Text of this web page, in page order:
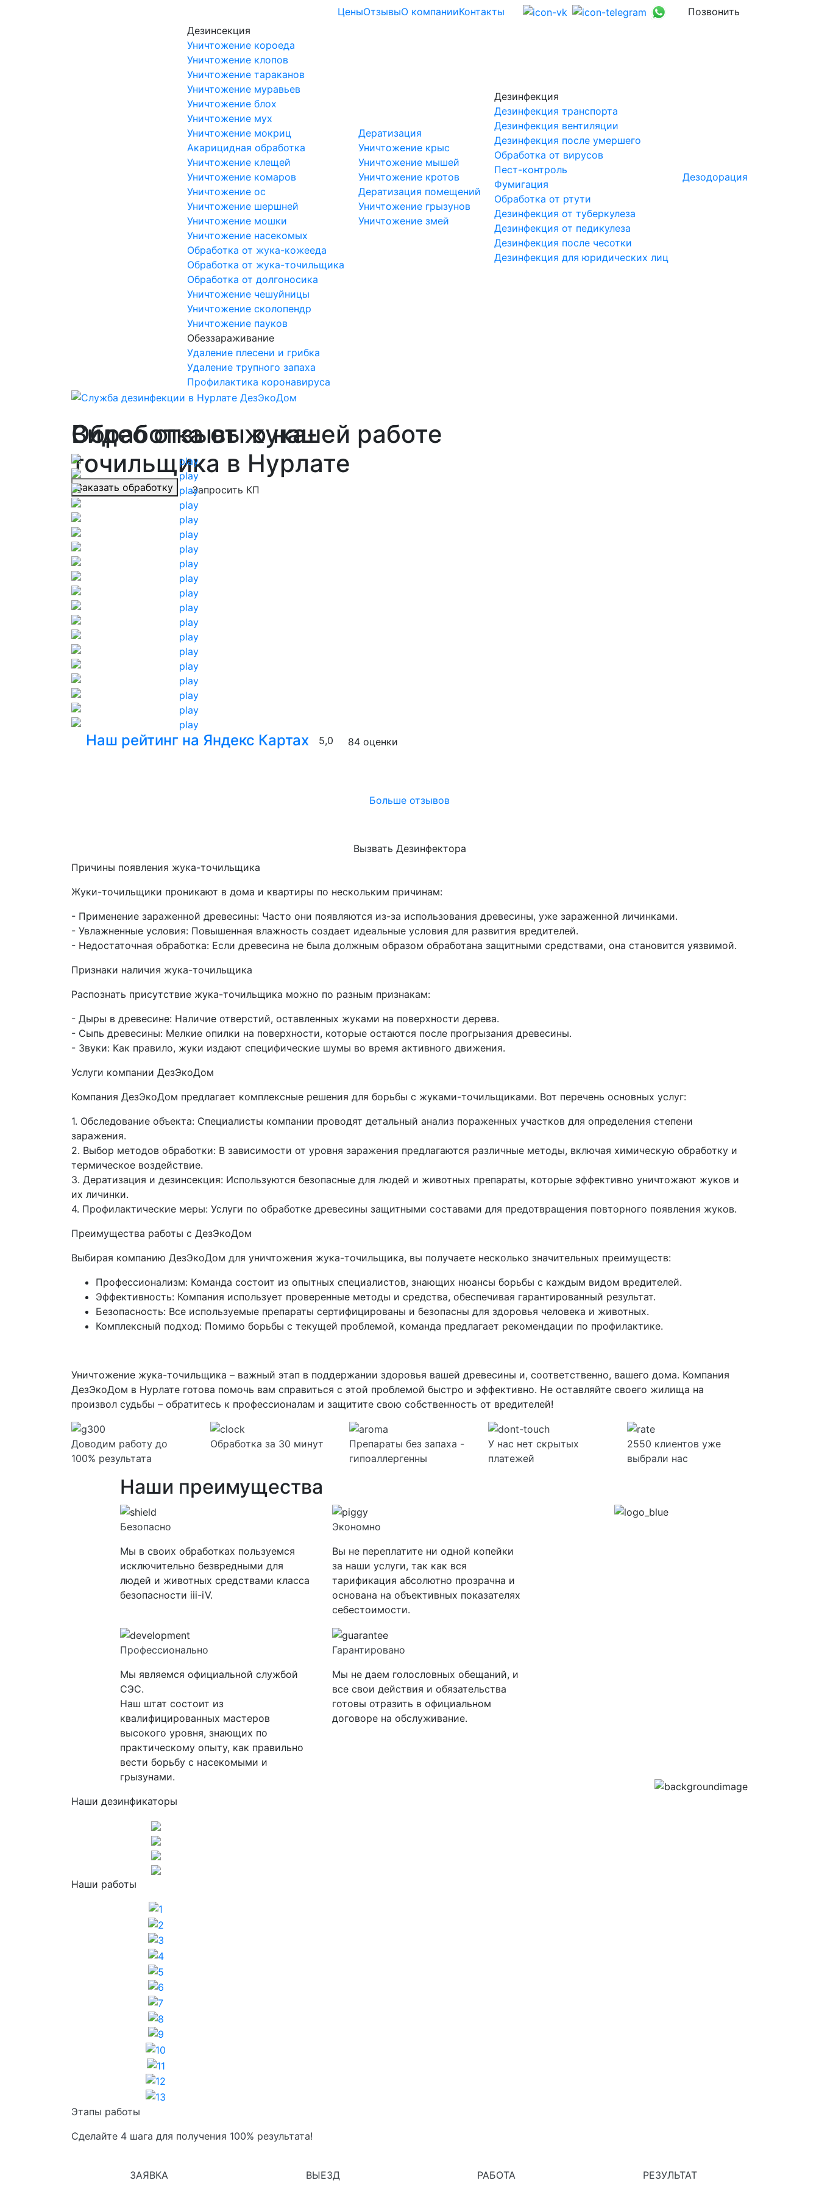
ЦеныОтзывыО компанииКонтакты
Позвонить
Дезинсекция
Уничтожение короеда
Уничтожение клопов
Уничтожение тараканов
Уничтожение муравьев
Уничтожение блох
Уничтожение мух
Уничтожение мокриц
Акарицидная обработка
Уничтожение клещей
Уничтожение комаров
Уничтожение ос
Уничтожение шершней
Уничтожение мошки
Уничтожение насекомых
Обработка от жука-кожееда
Обработка от жука-точильщика
Обработка от долгоносика
Уничтожение чешуйницы
Уничтожение сколопендр
Уничтожение пауков
Дератизация
Уничтожение крыс
Уничтожение мышей
Уничтожение кротов
Дератизация помещений
Уничтожение грызунов
Уничтожение змей
Дезинфекция
Дезинфекция транспорта
Дезинфекция вентиляции
Дезинфекция после умершего
Обработка от вирусов
Пест-контроль
Фумигация
Обработка от ртути
Дезинфекция от туберкулеза
Дезинфекция от педикулеза
Дезинфекция после чесотки
Дезинфекция для юридических лиц
Дезодорация
Обеззараживание
Удаление плесени и грибка
Удаление трупного запаха
Профилактика коронавируса
Обработка от жука-
точильщика в Нурлате
Заказать обработку Запросить КП
Видео отзывы о нашей работе
Наш рейтинг на Яндекс Картах 5,0 84 оценки
Больше отзывов
Вызвать Дезинфектора
Причины появления жука-точильщика
Жуки-точильщики проникают в дома и квартиры по нескольким причинам:
- Применение зараженной древесины: Часто они появляются из-за использования древесины, уже зараженной личинками.
- Увлажненные условия: Повышенная влажность создает идеальные условия для развития вредителей.
- Недостаточная обработка: Если древесина не была должным образом обработана защитными средствами, она становится уязвимой.
Признаки наличия жука-точильщика
Распознать присутствие жука-точильщика можно по разным признакам:
- Дыры в древесине: Наличие отверстий, оставленных жуками на поверхности дерева.
- Сыпь древесины: Мелкие опилки на поверхности, которые остаются после прогрызания древесины.
- Звуки: Как правило, жуки издают специфические шумы во время активного движения.
Услуги компании ДезЭкоДом
Компания ДезЭкоДом предлагает комплексные решения для борьбы с жуками-точильщиками. Вот перечень основных услуг:
1. Обследование объекта: Специалисты компании проводят детальный анализ пораженных участков для определения степени
заражения.
2. Выбор методов обработки: В зависимости от уровня заражения предлагаются различные методы, включая химическую обработку и
термическое воздействие.
3. Дератизация и дезинсекция: Используются безопасные для людей и животных препараты, которые эффективно уничтожают жуков и
их личинки.
4. Профилактические меры: Услуги по обработке древесины защитными составами для предотвращения повторного появления жуков.
Преимущества работы с ДезЭкоДом
Выбирая компанию ДезЭкоДом для уничтожения жука-точильщика, вы получаете несколько значительных преимуществ:
Профессионализм: Команда состоит из опытных специалистов, знающих нюансы борьбы с каждым видом вредителей.
Эффективность: Компания использует проверенные методы и средства, обеспечивая гарантированный результат.
Безопасность: Все используемые препараты сертифицированы и безопасны для здоровья человека и животных.
Комплексный подход: Помимо борьбы с текущей проблемой, команда предлагает рекомендации по профилактике.
Уничтожение жука-точильщика – важный этап в поддержании здоровья вашей древесины и, соответственно, вашего дома. Компания
ДезЭкоДом в Нурлате готова помочь вам справиться с этой проблемой быстро и эффективно. Не оставляйте своего жилища на
произвол судьбы – обратитесь к профессионалам и защитите свою собственность от вредителей!
Доводим работу до
100% результата
Обработка за 30 минут
Препараты без запаха -
гипоаллергенны
У нас нет скрытых
платежей
2550 клиентов уже
выбрали нас
Наши преимущества
Безопасно
Мы в своих обработках пользуемся
исключительно безвредными для
людей и животных средствами класса
безопасности iii-iV.
Экономно
Вы не переплатите ни одной копейки
за наши услуги, так как вся
тарификация абсолютно прозрачна и
основана на объективных показателях
себестоимости.
Профессионально
Мы являемся официальной службой
СЭС.
Наш штат состоит из
квалифицированных мастеров
высокого уровня, знающих по
практическому опыту, как правильно
вести борьбу с насекомыми и
грызунами.
Гарантировано
Мы не даем голословных обещаний, и
все свои действия и обязательства
готовы отразить в официальном
договоре на обслуживание.
Наши дезинфикаторы
Наши работы
2
3
4
5
6
7
8
9
11
Этапы работы
Сделайте 4 шага для получения 100% результата!
ЗАЯВКА
ВЫЕЗД
РАБОТА
РЕЗУЛЬТАТ